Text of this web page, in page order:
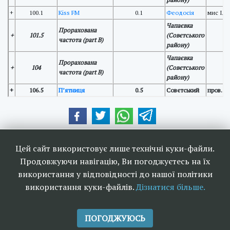
+
100.1 Kiss FM 0.1 Феодосія мис Іллі
+ 101.5
Прорахована
частота (part B)
Чапаєвка
(Совєтського
району)
+ 104
Прорахована
частота (part B)
Чапаєвка
(Совєтського
району)
+
106.5 П’ятниця 0.5 Совєтський пров.
Цей сайт використовує лише технічні куки-файли.
Продовжуючи навігацію, Ви погоджуєтесь на їх
використання у відповідності до нашої політики
використання куки-файлів.Дізнатися більше.
ПОГОДЖУЮСЬ
радіомовлення в Україні 2006-